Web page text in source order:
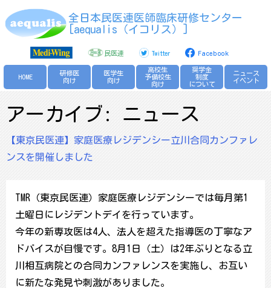
to
全日本民医連医師臨床研修センター
[aequalis（イコリス）]
民医連 Twitter Facebook
HOME
研修医
向け
医学生
向け
高校生
予備校生
向け
奨学金
制度
について
ニュース
イベント
アーカイブ: ニュース
【東京民医連】家庭医療レジデンシー立川合同カンファレ
ンスを開催しました
TMR（東京民医連）家庭医療レジデンシーでは毎月第1
土曜日にレジデントデイを行っています。
今年の新専攻医は4人、法人を超えた指導医の丁寧なア
ドバイスが自慢です。8月1日（土）は2年ぶりとなる立
川相互病院との合同カンファレンスを実施し、お互い
に新たな発見や刺激がありました。